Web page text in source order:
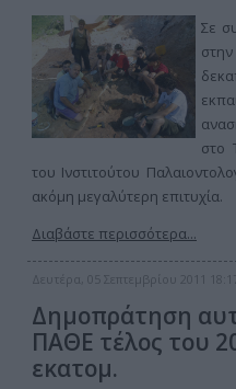
Σε
στο
του Ινστιτούτου
ακόμη μεγαλύτερη επιτυχία.
Διαβάστε περισσότερα...
Δευτέρα, 05 Σεπτεμβρίου 2011
Δημοπράτηση
ΠΑΘΕ τέλος του
εκατομ.